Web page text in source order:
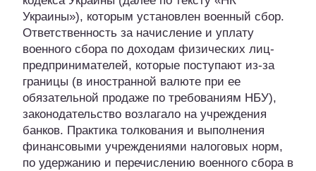
Украины»), которым установлен военный сбор.
Ответственность за начисление и уплату
военного сбора по доходам физических лиц-
предпринимателей, которые поступают из-за
границы (в иностранной валюте при ее
обязательной продаже по требованиям НБУ),
законодательство возлагало на учреждения
банков. Практика толкования и выполнения
финансовыми учреждениями налоговых норм,
по удержанию и перечислению военного сбора в